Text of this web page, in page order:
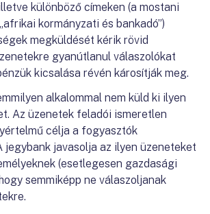
különböző címeken (a mostani
kormányzati és bankadó”)
megküldését kérik rövid
gyanútlanul válaszolókat
kicsalása révén károsítják meg.
alkalommal nem küld ki ilyen
Az üzenetek feladói ismeretlen
célja a fogyasztók
jegybank javasolja az ilyen üzeneteket
(esetlegesen gazdasági
semmiképp ne válaszoljanak